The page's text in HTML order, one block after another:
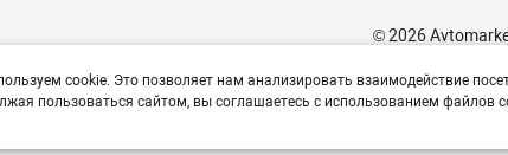
© 2026
cookie. Это позволяет нам анализировать взаимодействие
пользоваться сайтом, вы соглашаетесь с использованием файлов